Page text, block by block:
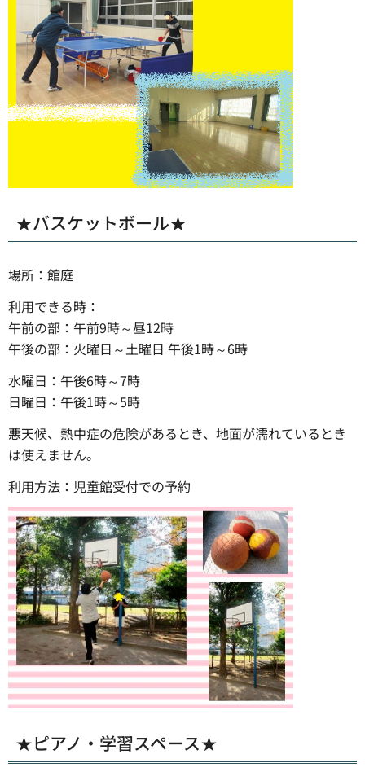
★バスケットボール★
場所：館庭
利用できる時：
午前の部：午前9時～昼12時
午後の部：火曜日～土曜日 午後1時～6時
水曜日：午後6時～7時
日曜日：午後1時～5時
悪天候、熱中症の危険があるとき、地面が濡れているとき
は使えません。
利用方法：児童館受付での予約
★ピアノ・学習スペース★